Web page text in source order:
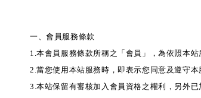
一、會員服務條款
1.本會員服務條款所稱之「會員」，為依照本
2.當您使用本站服務時，即表示您同意及遵守
3.本站保留有審核加入會員資格之權利，另外